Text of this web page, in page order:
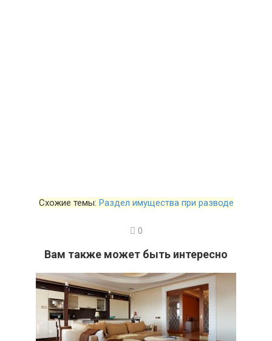
Схожие темы: Раздел имущества при разводе
0
Вам также может быть интересно